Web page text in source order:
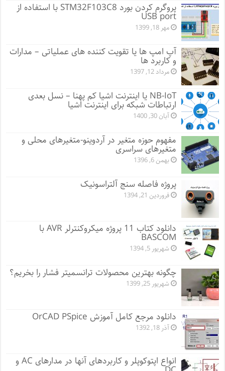
پروگرم کردن بورد STM32F103C8 با استفاده از
USB port
مهر 18, 1399
آپ امپ ها یا تقویت کننده های عملیاتی – مدارات
و کاربرد ها
مرداد 12, 1397
NB-IoT یا اینترنت اشیا کم پهنا – نسل بعدی
ارتباطات شبکه برای اینترنت اشیا
آبان 30, 1400
مفهوم حوزه متغیر در آردوینو-متغیرهای محلی و
متغیرهای سراسری
بهمن 6, 1396
پروژه فاصله سنج آلتراسونیک
فروردین 21, 1394
دانلود کتاب 11 پروژه میکروکنترلر AVR با
BASCOM
شهریور 5, 1394
چگونه بهترین محصولات ترانسمیتر فشار را بخریم؟
شهریور 25, 1399
دانلود مرجع کامل آموزش OrCAD PSpice
آذر 18, 1392
انواع اپتوکوپلر و کاربردهای آنها در مدارهای AC و